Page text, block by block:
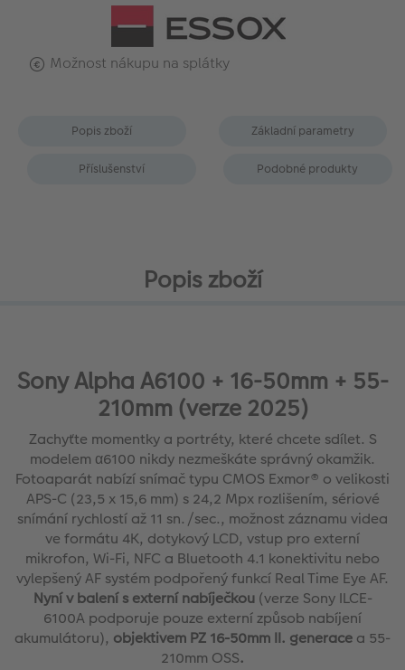
Možnost nákupu na splátky
Popis zboží Základní parametry
Příslušenství Podobné produkty
Popis zboží
Sony Alpha A6100 + 16-50mm + 55-
210mm (verze 2025)
Zachyťte momentky a portréty, které chcete sdílet. S
modelem α6100 nikdy nezmeškáte správný okamžik.
Fotoaparát nabízí snímač typu CMOS Exmor® o velikosti
APS-C (23,5 x 15,6 mm) s 24,2 Mpx rozlišením, sériové
snímání rychlostí až 11 sn./sec., možnost záznamu videa
ve formátu 4K, dotykový LCD, vstup pro externí
mikrofon, Wi-Fi, NFC a Bluetooth 4.1 konektivitu nebo
vylepšený AF systém podpořený funkcí Real Time Eye AF.
Nyní v balení s externí nabíječkou(verze Sony ILCE-
6100A podporuje pouze externí způsob nabíjení
akumulátoru), objektivem PZ 16-50mm II. generace a 55-
210mm OSS.